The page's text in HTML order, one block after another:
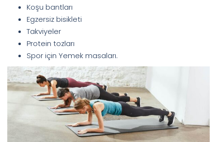
Koşu bantları
Egzersiz bisikleti
Takviyeler
Protein tozları
Spor için Yemek masaları.